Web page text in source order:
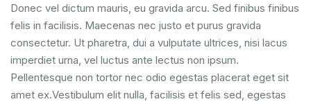
Donec vel dictum mauris, eu gravida arcu. Sed finibus finibus
felis in facilisis. Maecenas nec justo et purus gravida
consectetur. Ut pharetra, dui a vulputate ultrices, nisi lacus
imperdiet urna, vel luctus ante lectus non ipsum.
Pellentesque non tortor nec odio egestas placerat eget sit
amet ex.Vestibulum elit nulla, facilisis et felis sed, egestas